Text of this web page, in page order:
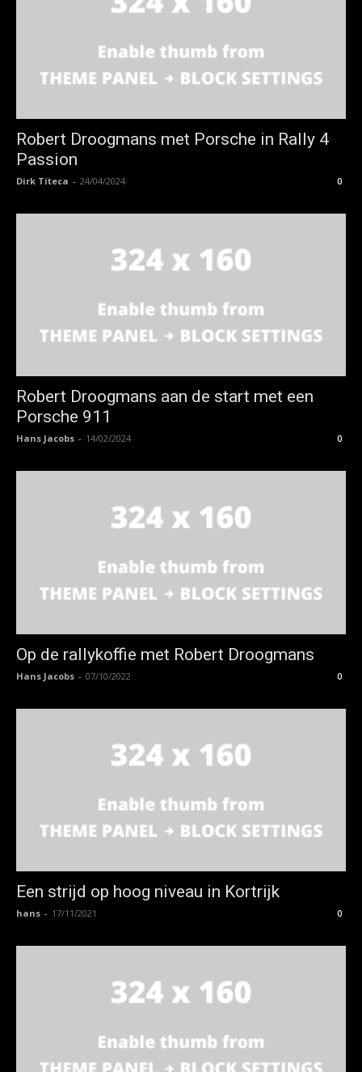
Robert Droogmans met Porsche in Rally 4
Passion
Dirk Titeca - 24/04/2024 0
Robert Droogmans aan de start met een
Porsche 911
Hans Jacobs - 14/02/2024 0
Op de rallykoffie met Robert Droogmans
Hans Jacobs - 07/10/2022 0
Een strijd op hoog niveau in Kortrijk
hans - 17/11/2021 0